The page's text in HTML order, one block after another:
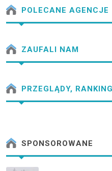
POLECANE AGENCJE
ZAUFALI NAM
PRZEGLĄDY,
SPONSOROWANE